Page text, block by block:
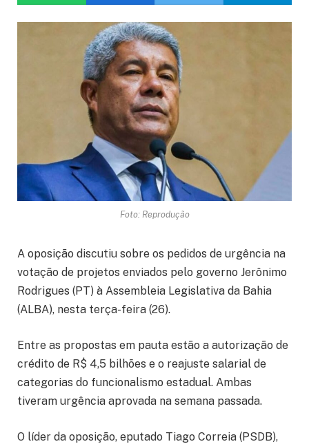
Foto: Reprodução
A oposição discutiu sobre os pedidos de urgência na
votação de projetos enviados pelo governo Jerônimo
Rodrigues (PT) à Assembleia Legislativa da Bahia
(ALBA), nesta terça-feira (26).
Entre as propostas em pauta estão a autorização de
crédito de R$ 4,5 bilhões e o reajuste salarial de
categorias do funcionalismo estadual. Ambas
tiveram urgência aprovada na semana passada.
O líder da oposição, eputado Tiago Correia (PSDB),